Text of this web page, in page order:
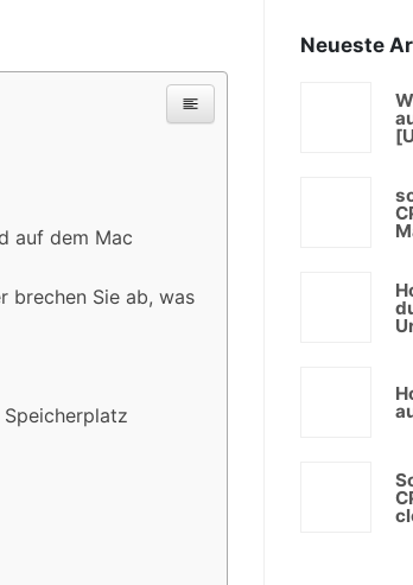
auf dem Mac
brechen Sie ab, was
Neueste